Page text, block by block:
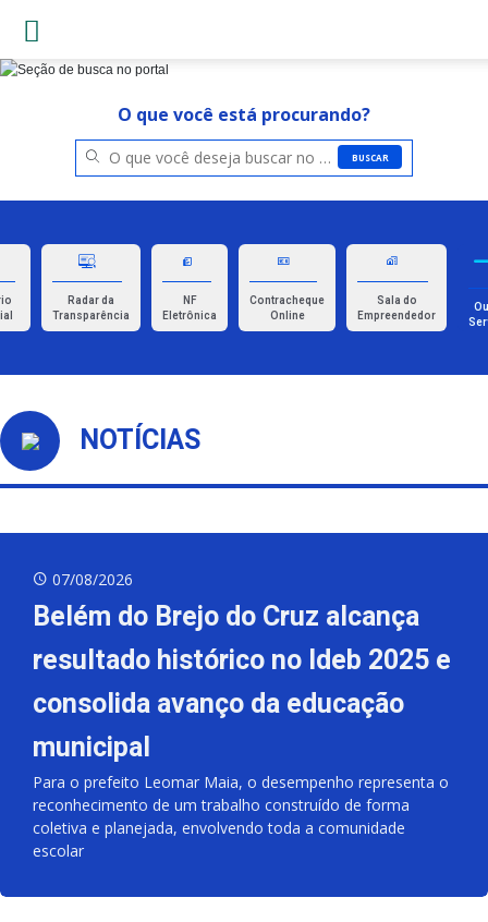
O que você está procurando?
BUSCAR
Radar da
Transparência
NF
Eletrônica
Contracheque
Online
Sala do
Empreendedor
NOTÍCIAS
07/08/2026
Belém do Brejo do Cruz alcança
resultado histórico no Ideb 2025 e
consolida avanço da educação
municipal
Para o prefeito Leomar Maia, o desempenho representa o
reconhecimento de um trabalho construído de forma
coletiva e planejada, envolvendo toda a comunidade
escolar